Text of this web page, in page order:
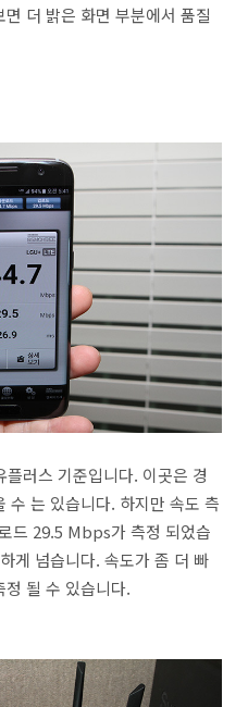
더 밝은 화면 부분에서 품질
러스 기준입니다. 이곳은 경
수 는 있습니다. 하지만 속도 측
드 29.5 Mbps가 측정 되었습
게 넘습니다. 속도가 좀 더 빠
될 수 있습니다.